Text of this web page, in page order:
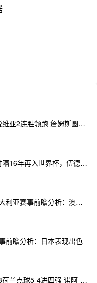
英格兰3-0拉脱维亚2连胜领跑 詹姆斯圆月弯刀凯恩埃泽建功
3-0！新西兰时隔16年再入世界杯，伍德将二度征战
中国男足vs澳大利亚赛事前瞻分析：澳大利亚进攻不俗
前瞻分析：日本表现出色
西班牙加时3-3荷兰点球5-4进四强 诺阿-朗&马伦失点